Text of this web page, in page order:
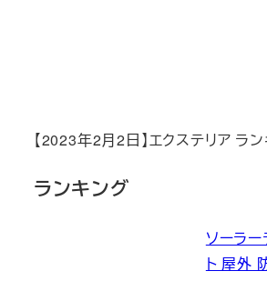
【2023年2月2日】エクステリア ラ
ランキング
ソーラー
ト 屋外